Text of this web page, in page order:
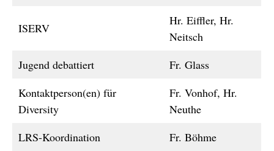
ISERV
Hr. Eiffler, Hr.
Neitsch
Jugend debattiert
Fr. Glass
Kontaktperson(en) für
Diversity
Fr. Vonhof, Hr.
Neuthe
LRS-Koordination
Fr. Böhme